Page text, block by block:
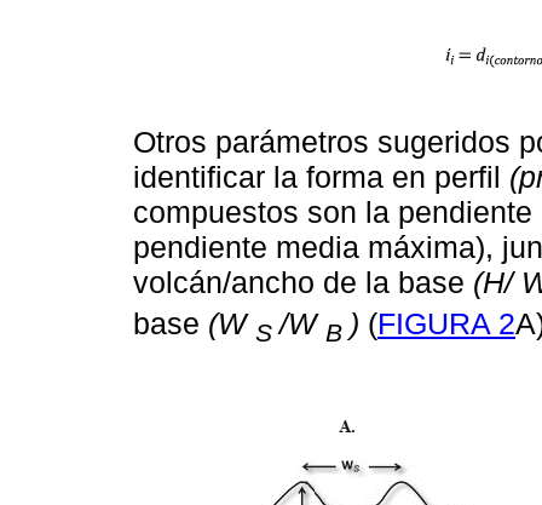
Otros parámetros sugeridos
identificar la forma en perfil
compuestos son la
pendiente media máxima),
volcán/ancho de la base (H/
base (W S /W B ) (FIGURA 2